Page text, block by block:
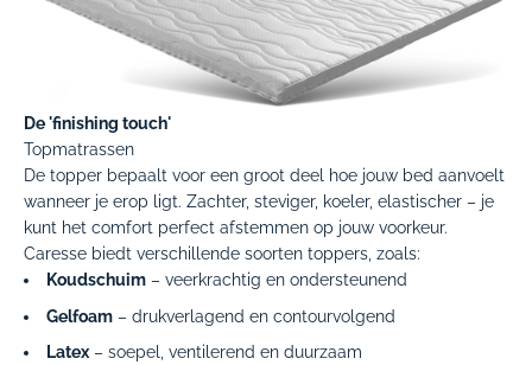
De 'finishing touch'
Topmatrassen
De topper bepaalt voor een groot deel hoe jouw bed aanvoelt
wanneer je erop ligt. Zachter, steviger, koeler, elastischer – je
kunt het comfort perfect afstemmen op jouw voorkeur.
Caresse biedt verschillende soorten toppers, zoals:
Koudschuim – veerkrachtig en ondersteunend
Gelfoam – drukverlagend en contourvolgend
Latex – soepel, ventilerend en duurzaam